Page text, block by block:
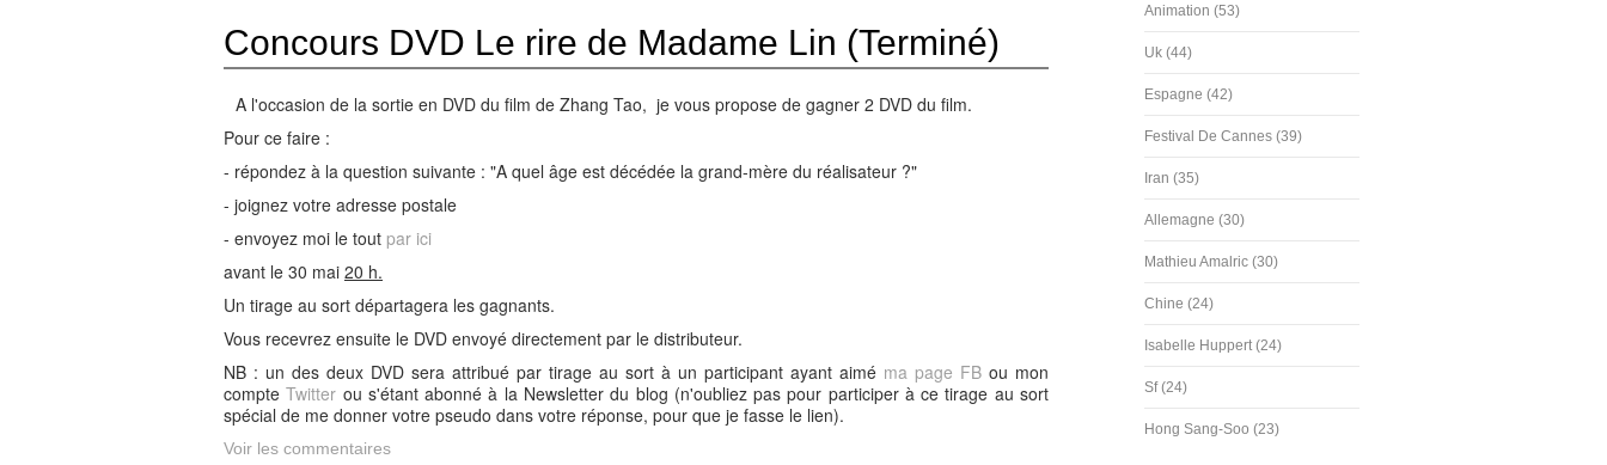
Concours DVD Le rire de Madame Lin (Terminé)
A l'occasion de la sortie en DVD du film de Zhang Tao, je vous propose de gagner 2 DVD du film.
Pour ce faire :
- répondez à la question suivante : "A quel âge est décédée la grand-mère du réalisateur ?"
- joignez votre adresse postale
- envoyez moi le tout par ici
avant le 30 mai 20 h.
Un tirage au sort départagera les gagnants.
Vous recevrez ensuite le DVD envoyé directement par le distributeur.
NB : un des deux DVD sera attribué par tirage au sort à un participant ayant aimé ma page FB ou mon
compteTwitter ou s'étant abonné à la Newsletter du blog (n'oubliez pas pour participer à ce tirage au sort
spécial de me donner votre pseudo dans votre réponse, pour que je fasse le lien).
Voir les commentaires
Animation (53)
Uk (44)
Espagne (42)
Festival De Cannes (39)
Iran (35)
Allemagne (30)
Mathieu Amalric (30)
Chine (24)
Isabelle Huppert (24)
Sf (24)
Hong Sang-Soo (23)